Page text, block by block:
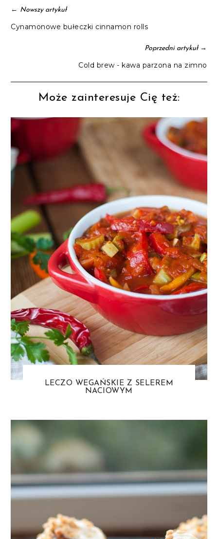
← Nowszy artykuł
Cynamonowe bułeczki cinnamon rolls
Poprzedni artykuł→
Cold brew - kawa parzona na zimno
Może zainteresuje Cię też:
LECZO WEGAŃSKIE Z SELEREM
NACIOWYM